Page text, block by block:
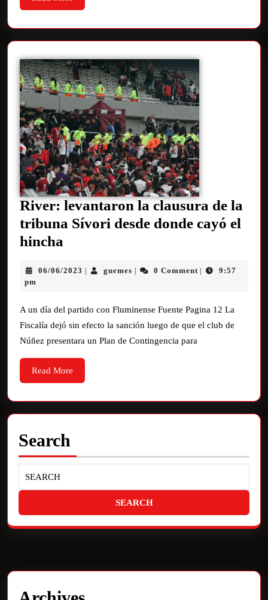
River: levantaron la clausura de la
tribuna Sívori desde donde cayó el
hincha
06/06/2023 | guemes | 0 Comment |
9:57
pm
A un día del partido con Fluminense Fuente Pagina 12 La
Fiscalía dejó sin efecto la sanción luego de que el club de
Núñez presentara un Plan de Contingencia para
Read More
Search